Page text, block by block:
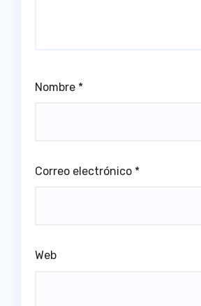
Nombre *
Correo electrónico *
Web